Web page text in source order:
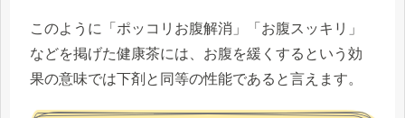
このように「ポッコリお腹解消」「お腹スッキリ」
などを掲げた健康茶には、 お腹を緩くするという効
果の意味では下剤と同等の性能であると言えます。